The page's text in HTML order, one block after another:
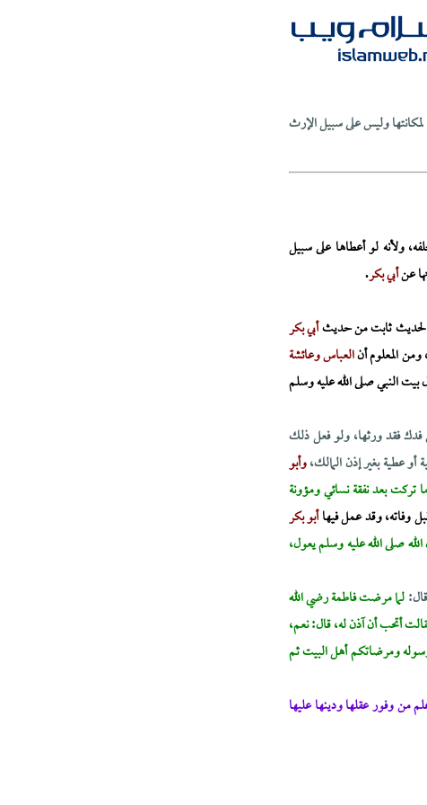
وليس على سبيل الإرث
ولأنه لو أعطاها على سبيل
عنأبي بكر.
ثابت من حديثأبي بكر
المعلوم أنالعباس وعائشة
بيت النبي صلى الله عليه وسلم
فدك فقد ورثها، ولو فعل ذلك
عطية بغير إذن المالك،وأبو
تركت بعد نفقة نسائي ومؤونة
وفاته، وقد عمل فيهاأبو بكر
صلى الله عليه وسلم يعول،
قال:لما مرضت فاطمة رضي الله
أتحب أن آذن له، قال: نعم،
رسوله ومرضاتكم أهل البيت ثم
من وفور عقلها ودينها عليها